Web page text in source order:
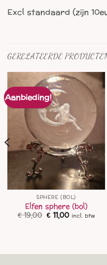
Excl standaard (zijn
GERELATEERDE
Aanbieding!
SPHERE (BOL)
Elfen sphere (bol)
€19,00 Oorspronkelijke
prijs
€ 11,00Huidige
prijs
incl. btw